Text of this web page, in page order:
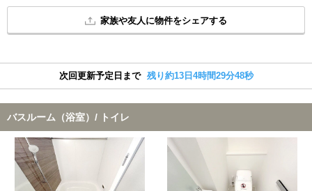
家族や友人に物件をシェアする
次回更新予定日まで 残り約13日4時間29分47秒
バスルーム（浴室）/ トイレ